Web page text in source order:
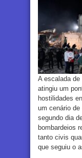
A escalada
atingiu um
hostilidades
um cenário
segundo dia
bombardeios
tanto civis
que seguiu o